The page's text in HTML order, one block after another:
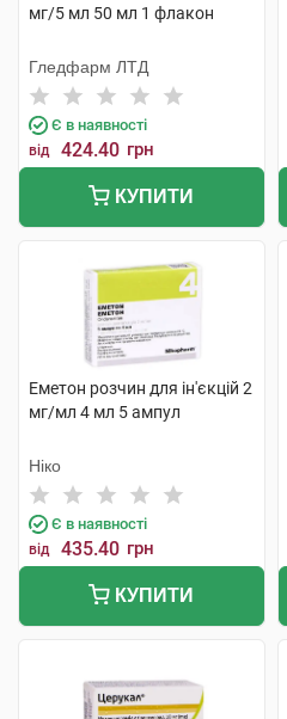
мг/5 мл 50 мл 1 флакон
Гледфарм ЛТД
Є в наявності
від 424.40 грн
КУПИТИ
Еметон розчин для ін'єкцій 2
мг/мл 4 мл 5 ампул
Ніко
Є в наявності
від 435.40 грн
КУПИТИ